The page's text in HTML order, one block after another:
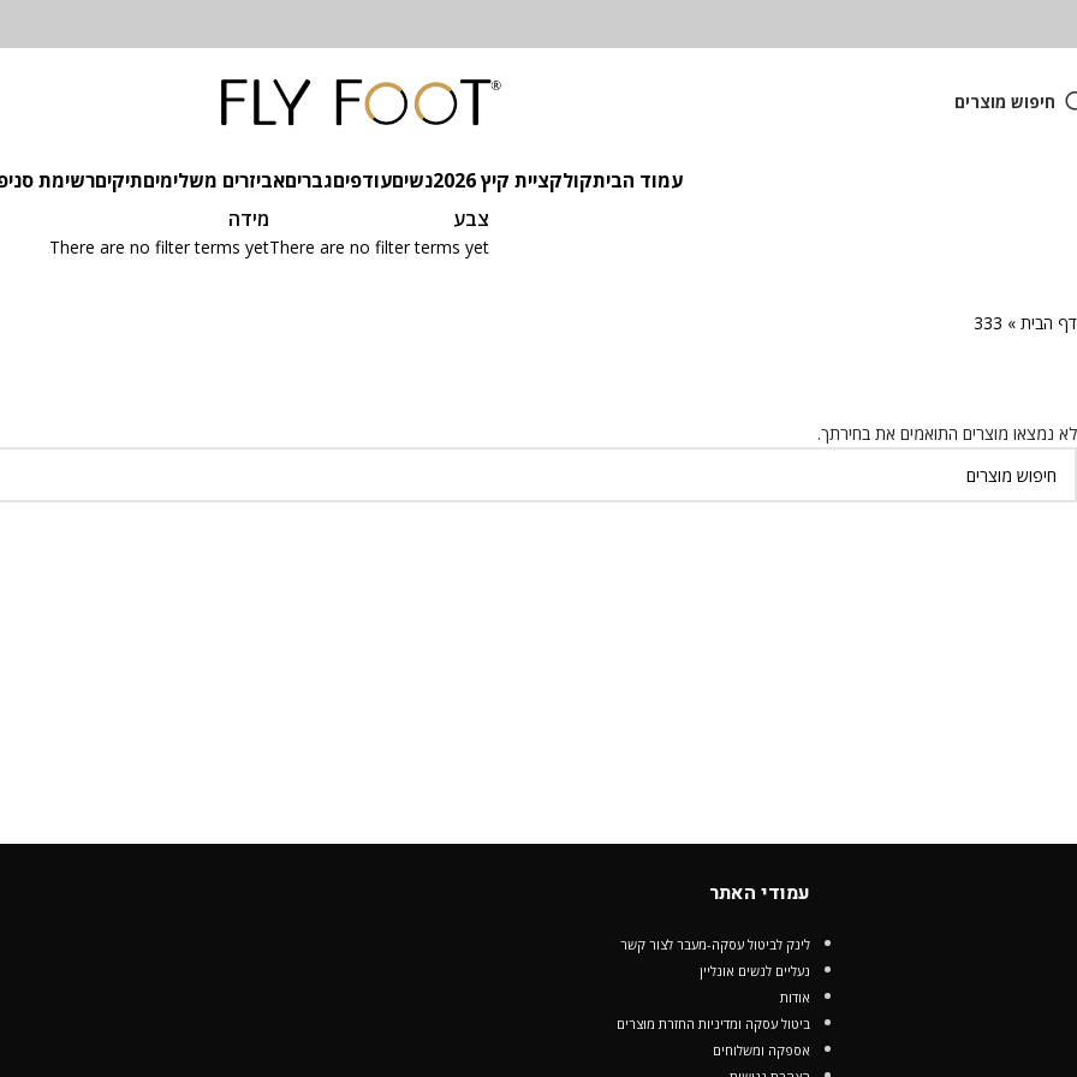
חיפוש מוצרים
עמוד הביתקולקציית קיץ 2026 נשיםעודפיםגבריםאביזרים משלימיםתיקיםרשימת
צבע
There are no filter terms yet
מידה
There are no filter terms yet
דף הבית »
333
לא נמצאו מוצרים התואמים את בחירתך.
עמודי האתר
לינק לביטול עסקה-מעבר לצור קשר
נעליים לנשים אונליין
אודות
ביטול עסקה ומדיניות החזרת מוצרים
אספקה ומשלוחים